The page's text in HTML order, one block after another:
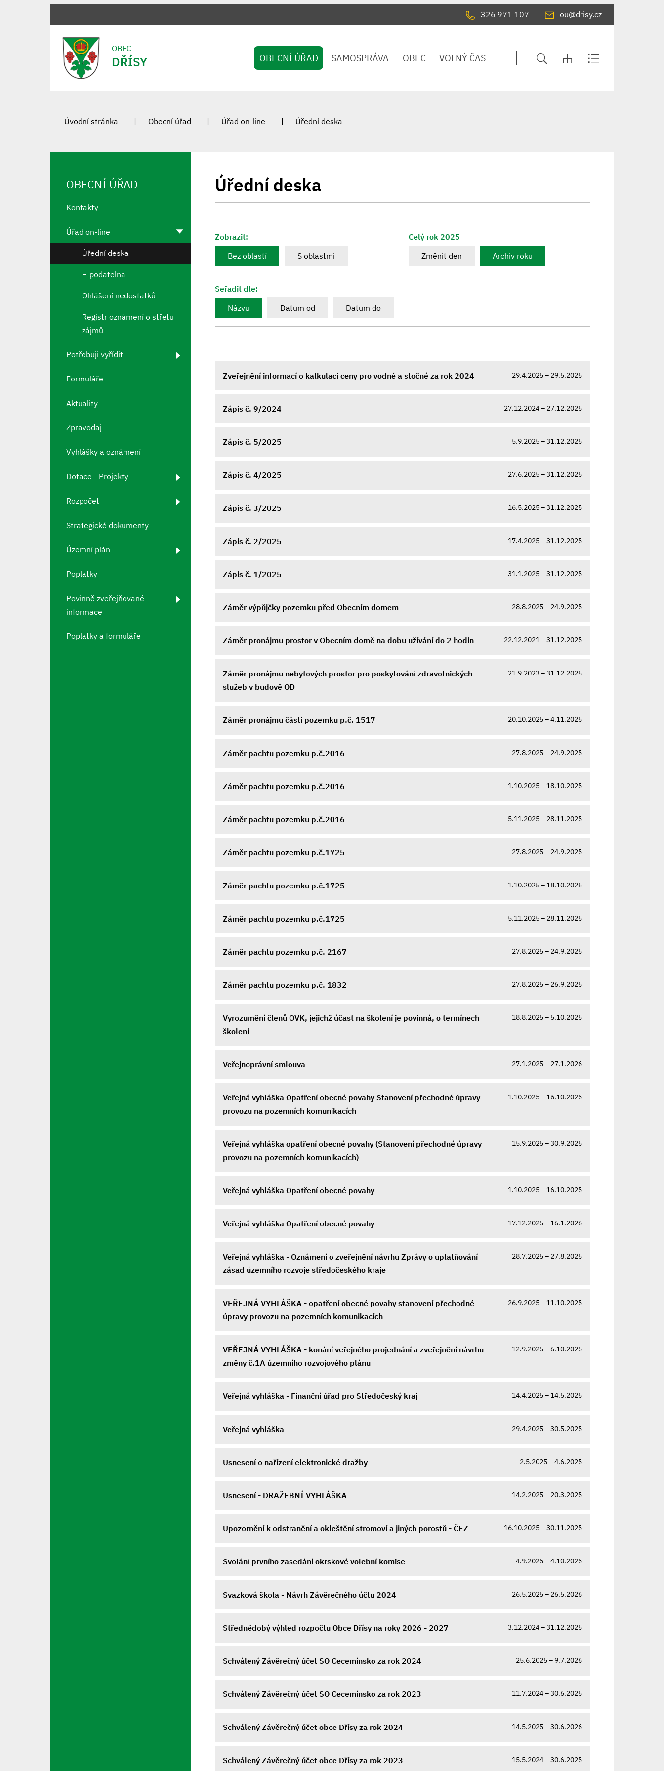
326 971 107 ou@drisy.cz
OBEC
DŘÍSY OBECNÍ ÚŘAD SAMOSPRÁVA OBEC VOLNÝ ČAS
Úvodní stránka Obecní úřad Úřad on-line Úřední deska
Úřední deska
Zobrazit:
Bez oblastí
S oblastmi
Celý rok 2025
Změnit den
Archiv roku
Seřadit dle:
Názvu
Datum od Datum do
Zveřejnění informací o kalkulaci ceny pro vodné a stočné za rok 2024 29.4.2025 – 29.5.2025
Zápis č. 9/2024 27.12.2024 – 27.12.2025
Zápis č. 5/2025 5.9.2025 – 31.12.2025
Zápis č. 4/2025 27.6.2025 – 31.12.2025
Zápis č. 3/2025 16.5.2025 – 31.12.2025
Zápis č. 2/2025 17.4.2025 – 31.12.2025
Zápis č. 1/2025 31.1.2025 – 31.12.2025
Záměr výpůjčky pozemku před Obecním domem 28.8.2025 – 24.9.2025
Záměr pronájmu prostor v Obecním domě na dobu užívání do 2 hodin 22.12.2021 – 31.12.2025
Záměr pronájmu nebytových prostor pro poskytování zdravotnických
služeb v budově OD
21.9.2023 – 31.12.2025
Záměr pronájmu části pozemku p.č. 1517 20.10.2025 – 4.11.2025
Záměr pachtu pozemku p.č.2016 27.8.2025 – 24.9.2025
Záměr pachtu pozemku p.č.2016 1.10.2025 – 18.10.2025
Záměr pachtu pozemku p.č.2016 5.11.2025 – 28.11.2025
Záměr pachtu pozemku p.č.1725 27.8.2025 – 24.9.2025
Záměr pachtu pozemku p.č.1725 1.10.2025 – 18.10.2025
Záměr pachtu pozemku p.č.1725 5.11.2025 – 28.11.2025
Záměr pachtu pozemku p.č. 2167 27.8.2025 – 24.9.2025
Záměr pachtu pozemku p.č. 1832 27.8.2025 – 26.9.2025
Vyrozumění členů OVK, jejichž účast na školení je povinná, o termínech
školení
18.8.2025 – 5.10.2025
Veřejnoprávní smlouva 27.1.2025 – 27.1.2026
Veřejná vyhláška Opatření obecné povahy Stanovení přechodné úpravy
provozu na pozemních komunikacích
1.10.2025 – 16.10.2025
Veřejná vyhláška opatření obecné povahy (Stanovení přechodné úpravy
provozu na pozemních komunikacích)
15.9.2025 – 30.9.2025
Veřejná vyhláška Opatření obecné povahy 1.10.2025 – 16.10.2025
Veřejná vyhláška Opatření obecné povahy 17.12.2025 – 16.1.2026
Veřejná vyhláška - Oznámení o zveřejnění návrhu Zprávy o uplatňování
zásad územního rozvoje středočeského kraje
28.7.2025 – 27.8.2025
VEŘEJNÁ VYHLÁŠKA - opatření obecné povahy stanovení přechodné
úpravy provozu na pozemních komunikacích
26.9.2025 – 11.10.2025
VEŘEJNÁ VYHLÁŠKA - konání veřejného projednání a zveřejnění návrhu
změny č.1A územního rozvojového plánu
12.9.2025 – 6.10.2025
Veřejná vyhláška - Finanční úřad pro Středočeský kraj 14.4.2025 – 14.5.2025
Veřejná vyhláška 29.4.2025 – 30.5.2025
Usnesení o nařízení elektronické dražby 2.5.2025 – 4.6.2025
Usnesení - DRAŽEBNÍ VYHLÁŠKA 14.2.2025 – 20.3.2025
Upozornění k odstranění a okleštění stromoví a jiných porostů - ČEZ 16.10.2025 – 30.11.2025
Svolání prvního zasedání okrskové volební komise 4.9.2025 – 4.10.2025
Svazková škola - Návrh Závěrečného účtu 2024 26.5.2025 – 26.5.2026
Střednědobý výhled rozpočtu Obce Dřísy na roky 2026 - 2027 3.12.2024 – 31.12.2025
Schválený Závěrečný účet SO Cecemínsko za rok 2024 25.6.2025 – 9.7.2026
Schválený Závěrečný účet SO Cecemínsko za rok 2023 11.7.2024 – 30.6.2025
Schválený Závěrečný účet obce Dřísy za rok 2024 14.5.2025 – 30.6.2026
Schválený Závěrečný účet obce Dřísy za rok 2023 15.5.2024 – 30.6.2025
OBECNÍ ÚŘAD
Kontakty
Úřad on-line
Úřední deska
E-podatelna
Ohlášení nedostatků
Registr oznámení o střetu
zájmů
Potřebuji vyřídit
Formuláře
Aktuality
Zpravodaj
Vyhlášky a oznámení
Dotace - Projekty
Rozpočet
Strategické dokumenty
Územní plán
Poplatky
Povinně zveřejňované
informace
Poplatky a formuláře